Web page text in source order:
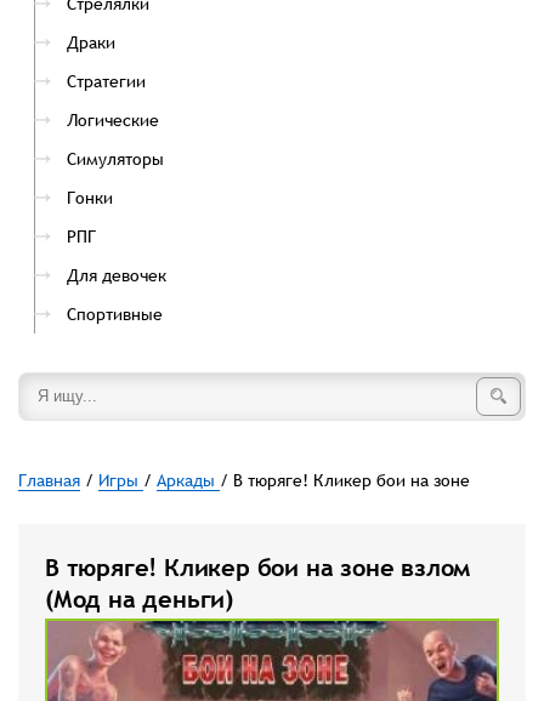
Драки
Стратегии
Логические
Симуляторы
Гонки
РПГ
Для девочек
Спортивные
Главная / Игры / Аркады / В тюряге! Кликер бои на зоне
В тюряге! Кликер бои на зоне взлом
(Мод на деньги)